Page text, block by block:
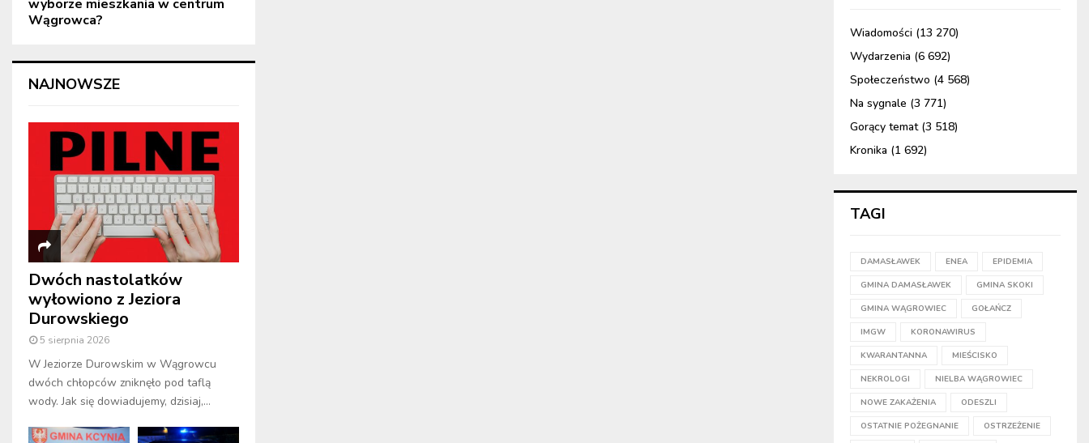
wyborze mieszkania w centrum
Wągrowca?
NAJNOWSZE
Dwóch nastolatków
wyłowiono z Jeziora
Durowskiego
5 sierpnia 2026
W Jeziorze Durowskim w Wągrowcu
dwóch chłopców zniknęło pod taflą
wody. Jak się dowiadujemy, dzisiaj,...
Wiadomości (13 270)
Wydarzenia (6 692)
Społeczeństwo (4 568)
Na sygnale (3 771)
Gorący temat(3 518)
Kronika (1 692)
TAGI
DAMASŁAWEK ENEA EPIDEMIA
GMINA DAMASŁAWEK GMINA SKOKI
GMINA WĄGROWIEC GOŁAŃCZ
IMGW KORONAWIRUS
KWARANTANNA MIEŚCISKO
NEKROLOGI NIELBA WĄGROWIEC
NOWE ZAKAŻENIA ODESZLI
OSTATNIE POŻEGNANIE OSTRZEŻENIE